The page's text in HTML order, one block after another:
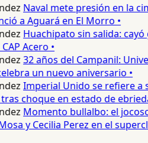
Naval mete presión en la
a Aguará en El Morro •
Huachipato sin salida: cayó
Acero •
32 años del Campanil:
un nuevo aniversario •
Imperial Unido se refiere a
choque en estado de
Momento bullalbo: el
y Cecilia Perez en el